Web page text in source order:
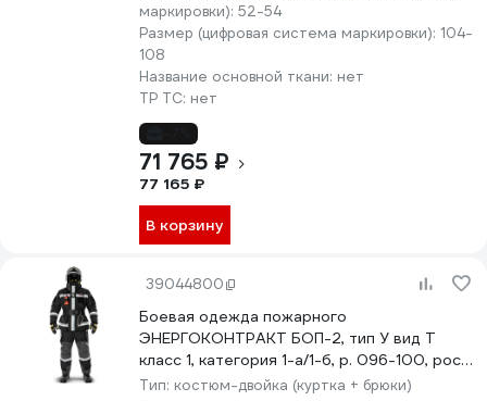
маркировки): 52-54
Размер (цифровая система маркировки): 104-
108
Название основной ткани: нет
ТР ТС: нет
71 765 ₽
77 165 ₽
В корзину
39044800
Боевая одежда пожарного
ЭНЕРГОКОНТРАКТ БОП-2, тип У вид Т
класс 1, категория 1-а/1-б, р. 096-100, рост
182/188, черный 5310000000036
Тип: костюм-двойка (куртка + брюки)